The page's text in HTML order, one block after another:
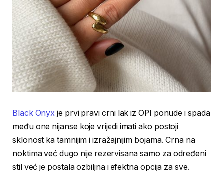
Black Onyx je prvi pravi crni lak iz OPI ponude i spada
među one nijanse koje vrijedi imati ako postoji
sklonost ka tamnijim i izražajnijim bojama. Crna na
noktima već dugo nije rezervisana samo za određeni
stil već je postala ozbiljna i efektna opcija za sve.